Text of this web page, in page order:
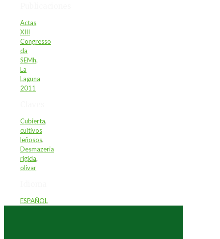
Actas
XIII
Congresso
da
SEMh,
La
Laguna
2011
Cubierta,
cultivos
leñosos,
Desmazeria
rigida,
olivar
ESPAÑOL